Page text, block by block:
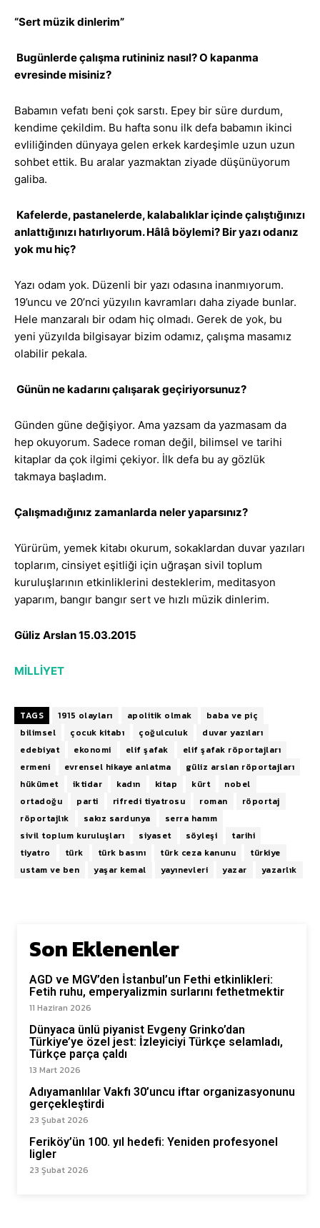
“Sert müzik dinlerim”
Bugünlerde çalışma rutininiz nasıl? O kapanma
evresinde misiniz?
Babamın vefatı beni çok sarstı. Epey bir süre durdum,
kendime çekildim. Bu hafta sonu ilk defa babamın ikinci
evliliğinden dünyaya gelen erkek kardeşimle uzun uzun
sohbet ettik. Bu aralar yazmaktan ziyade düşünüyorum
galiba.
Kafelerde, pastanelerde, kalabalıklar içinde çalıştığınızı
anlattığınızı hatırlıyorum. Hâlâ böylemi? Bir yazı odanız
yok mu hiç?
Yazı odam yok. Düzenli bir yazı odasına inanmıyorum.
19’uncu ve 20’nci yüzyılın kavramları daha ziyade bunlar.
Hele manzaralı bir odam hiç olmadı. Gerek de yok, bu
yeni yüzyılda bilgisayar bizim odamız, çalışma masamız
olabilir pekala.
Günün ne kadarını çalışarak geçiriyorsunuz?
Günden güne değişiyor. Ama yazsam da yazmasam da
hep okuyorum. Sadece roman değil, bilimsel ve tarihi
kitaplar da çok ilgimi çekiyor. İlk defa bu ay gözlük
takmaya başladım.
Çalışmadığınız zamanlarda neler yaparsınız?
Yürürüm, yemek kitabı okurum, sokaklardan duvar yazıları
toplarım, cinsiyet eşitliği için uğraşan sivil toplum
kuruluşlarının etkinliklerini desteklerim, meditasyon
yaparım, bangır bangır sert ve hızlı müzik dinlerim.
Güliz Arslan 15.03.2015
MİLLİYET
TAGS 1915 olayları apolitik olmak
baba ve piç
bilimsel
çocuk kitabı çoğulculuk
duvar yazıları
edebiyat
ekonomi elif şafak
elif şafak röportajları
ermeni
evrensel hikaye anlatma
güliz arslan röportajları
hükümet
iktidar kadın kitap kürt
nobel
ortadoğu
parti rifredi tiyatrosu roman
röportaj
röportajlık
sakız sardunya
serra hanım
sivil toplum kuruluşları
siyaset söyleşi
tarihi
tiyatro
türk türk basını türk ceza kanunu
türkiye
ustam ve ben
yaşar kemal yayınevleri yazar yazarlık
Son Eklenenler
AGD ve MGV’den İstanbul’un Fethi etkinlikleri:
Fetih ruhu, emperyalizmin surlarını fethetmektir
11 Haziran 2026
Dünyaca ünlü piyanist Evgeny Grinko’dan
Türkiye’ye özel jest: İzleyiciyi Türkçe selamladı,
Türkçe parça çaldı
13 Mart 2026
Adıyamanlılar Vakfı 30’uncu iftar organizasyonunu
gerçekleştirdi
23 Şubat 2026
Feriköy’ün 100. yıl hedefi: Yeniden profesyonel
ligler
23 Şubat 2026